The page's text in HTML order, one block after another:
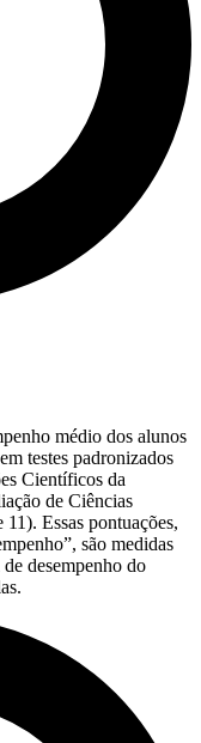
médio dos alunos
testes padronizados
Científicos da
de Ciências
Essas pontuações,
são medidas
desempenho do